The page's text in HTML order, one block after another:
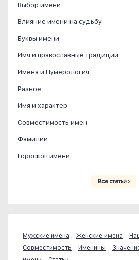
Выбор имени
Влияние имени на судьбу
Буквы имени
Имя и православные традиции
Имена и Нумерология
Разное
Имя и характер
Совместимость имен
Фамилии
Гороскоп имени
Все статьи
Мужские имена Женские имена
Совместимость
Именины